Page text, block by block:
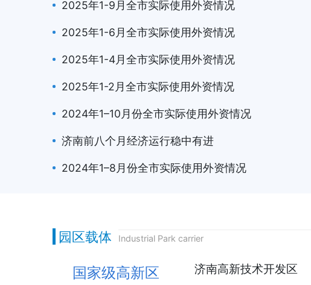
2025年1-9月全市实际使用外资情况
2025年1-6月全市实际使用外资情况
2025年1-4月全市实际使用外资情况
2025年1-2月全市实际使用外资情况
2024年1–10月份全市实际使用外资情况
济南前八个月经济运行稳中有进
2024年1–8月份全市实际使用外资情况
园区载体 Industrial Park carrier
国家级高新区 济南高新技术开发区